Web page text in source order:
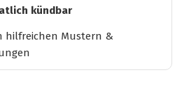
kündbar
hilfreichen Mustern &